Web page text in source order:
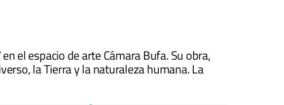
en el espacio de arte Cámara Bufa. Su obra,
la Tierra y la naturaleza humana. La